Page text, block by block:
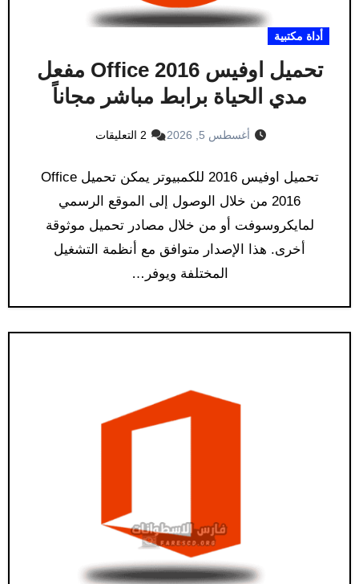
أداة مكتبية
تحميل اوفيس Office 2016 مفعل
مدي الحياة برابط مباشر مجاناً
أغسطس 5, 2026 2 التعليقات
تحميل اوفيس 2016 للكمبيوتر يمكن تحميل Office
2016 من خلال الوصول إلى الموقع الرسمي
لمايكروسوفت أو من خلال مصادر تحميل موثوقة
أخرى. هذا الإصدار متوافق مع أنظمة التشغيل
المختلفة ويوفر…